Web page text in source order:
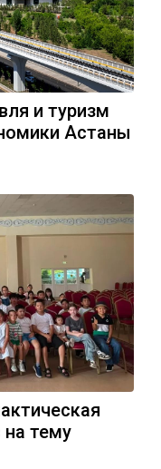
и туризм
Астаны
тему